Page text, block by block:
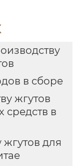
в сборе
жгутов
средств в
для